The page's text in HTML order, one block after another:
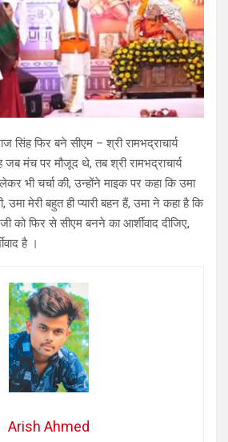
सिंह फिर बने सीएम – श्री रामभद्राचार्य
जब मंच पर मौजूद थे, तब श्री रामभद्राचार्य
भी चर्चा की, उन्होंने माइक पर कहा कि उमा
मेरी बहुत ही प्यारी बहन हैं, उमा ने कहा है कि
को फिर से सीएम बनने का आर्शीवाद दीजिए,
है ।
Arish Ahmed